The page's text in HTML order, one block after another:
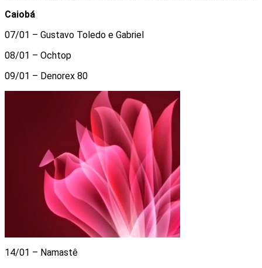
Caiobá
07/01 – Gustavo Toledo e Gabriel
08/01 – Ochtop
09/01 – Denorex 80
14/01 – Namastê